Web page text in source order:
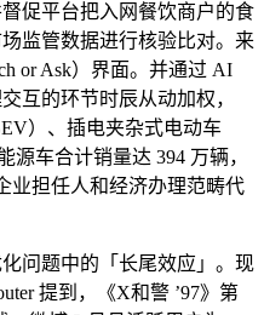
促平台把入网餐饮商户的食
监管数据进行核验比对。来
or Ask）界面。并通过 AI
互的环节时辰从动加权，
）、插电夹杂式电动车
源车合计销量达 394 万辆，
业担任人和经济办理范畴代
题中的「长尾效应」。现
提到，《X和警 ’97》第